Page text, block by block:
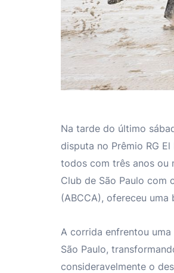
Na tarde do último
disputa no Prêmio RG
todos com três anos ou
Club de São Paulo com
(ABCCA), ofereceu
A corrida enfrentou
São Paulo,
consideravelmente o